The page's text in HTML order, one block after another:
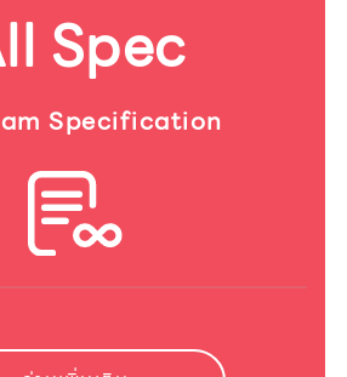
Spec
Specification